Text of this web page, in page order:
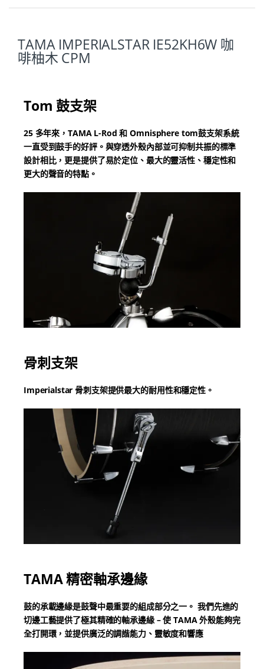
TAMA IMPERIALSTAR IE52KH6W 咖
啡柚木 CPM
Tom 鼓支架
25 多年來，TAMA L-Rod 和 Omnisphere tom鼓支架系統
一直受到鼓手的好評。與穿透外殼內部並可抑制共振的標準
設計相比，更是提供了易於定位、最大的靈活性、穩定性和
更大的聲音的特點。
骨刺支架
Imperialstar 骨刺支架提供最大的耐用性和穩定性。
TAMA 精密軸承邊緣
鼓的承載邊緣是鼓聲中最重要的組成部分之一。 我們先進的
切邊工藝提供了極其精確的軸承邊緣 – 使 TAMA 外殼能夠完
全打開環，並提供廣泛的調諧能力、靈敏度和響應